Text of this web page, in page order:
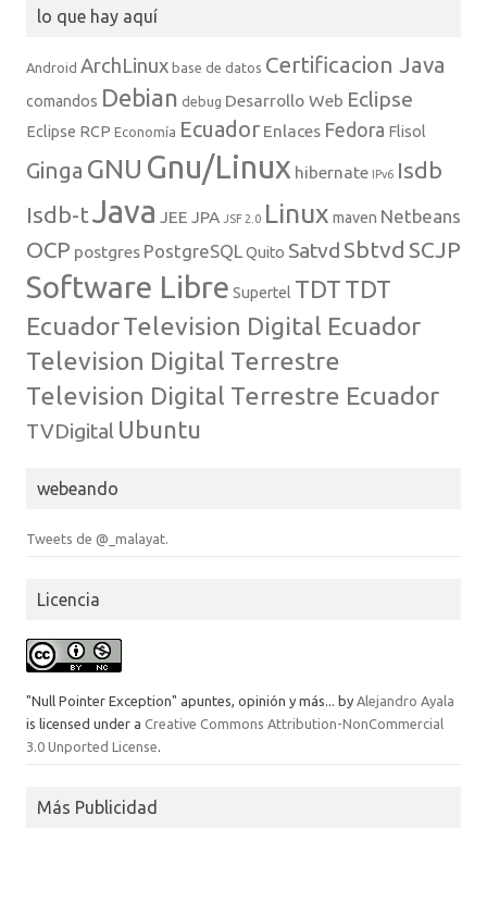
lo que hay aquí
Android ArchLinux base de datos Certificacion Java
comandos Debian debug Desarrollo Web Eclipse
Eclipse RCP Economía Ecuador Enlaces Fedora Flisol
Ginga GNU Gnu/Linux hibernate IPv6 Isdb
Isdb-tJava JEE JPA JSF 2.0 Linux maven Netbeans
OCP postgres PostgreSQLQuito Satvd Sbtvd SCJP
Software Libre Supertel TDT TDT
EcuadorTelevision Digital Ecuador
Television Digital Terrestre
Television Digital Terrestre Ecuador
TVDigital Ubuntu
webeando
Tweets de @_malayat.
Licencia
"Null Pointer Exception" apuntes, opinión y más... by Alejandro Ayala
is licensed under a Creative Commons Attribution-NonCommercial
3.0 Unported License.
Más Publicidad